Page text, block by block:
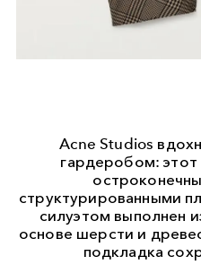
Acne Studios
гардеробом:
структурированными
силуэтом выполнен
основе шерсти и
подкладка